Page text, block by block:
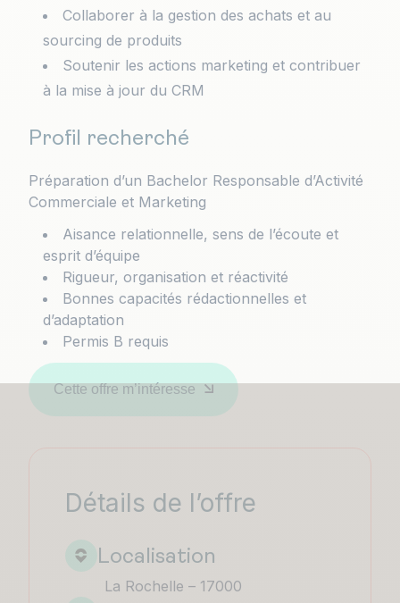
Collaborer à la gestion des achats et au
sourcing de produits
Soutenir les actions marketing et contribuer
à la mise à jour du CRM
Profil recherché
Préparation d’un Bachelor Responsable d’Activité
Commerciale et Marketing
Aisance relationnelle, sens de l’écoute et
esprit d’équipe
Rigueur, organisation et réactivité
Bonnes capacités rédactionnelles et
d’adaptation
Permis B requis
Cette offre m’intéresse
Détails de l’offre
Localisation
La Rochelle – 17000